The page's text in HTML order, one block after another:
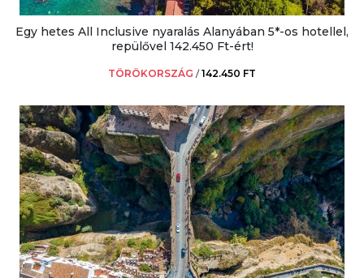
Egy hetes All Inclusive nyaralás Alanyában 5*-os hotellel,
repülővel 142.450 Ft-ért!
TÖRÖKORSZÁG /142.450 FT